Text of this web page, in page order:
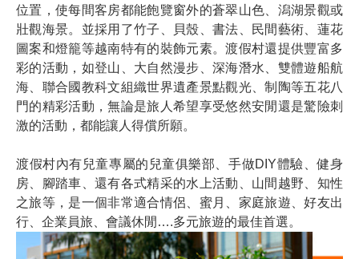
位置，使每間客房都能飽覽窗外的蒼翠山色、潟湖景觀或
壯觀海景。並採用了竹子、貝殼、書法、民間藝術、蓮花
圖案和燈籠等越南特有的裝飾元素。渡假村還提供豐富多
彩的活動，如登山、大自然漫步、深海潛水、雙體遊船航
海、聯合國教科文組織世界遺產景點觀光、制陶等五花八
門的精彩活動，無論是旅人希望享受悠然安閒還是驚險刺
激的活動，都能讓人得償所願。
渡假村內有兒童專屬的兒童俱樂部、手做DIY體驗、健身
房、腳踏車、還有各式精采的水上活動、山間越野、知性
之旅等，是一個非常適合情侶、蜜月、家庭旅遊、好友出
行、企業員旅、會議休閒….多元旅遊的最佳首選。